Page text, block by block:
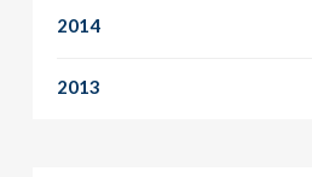
2014
2013